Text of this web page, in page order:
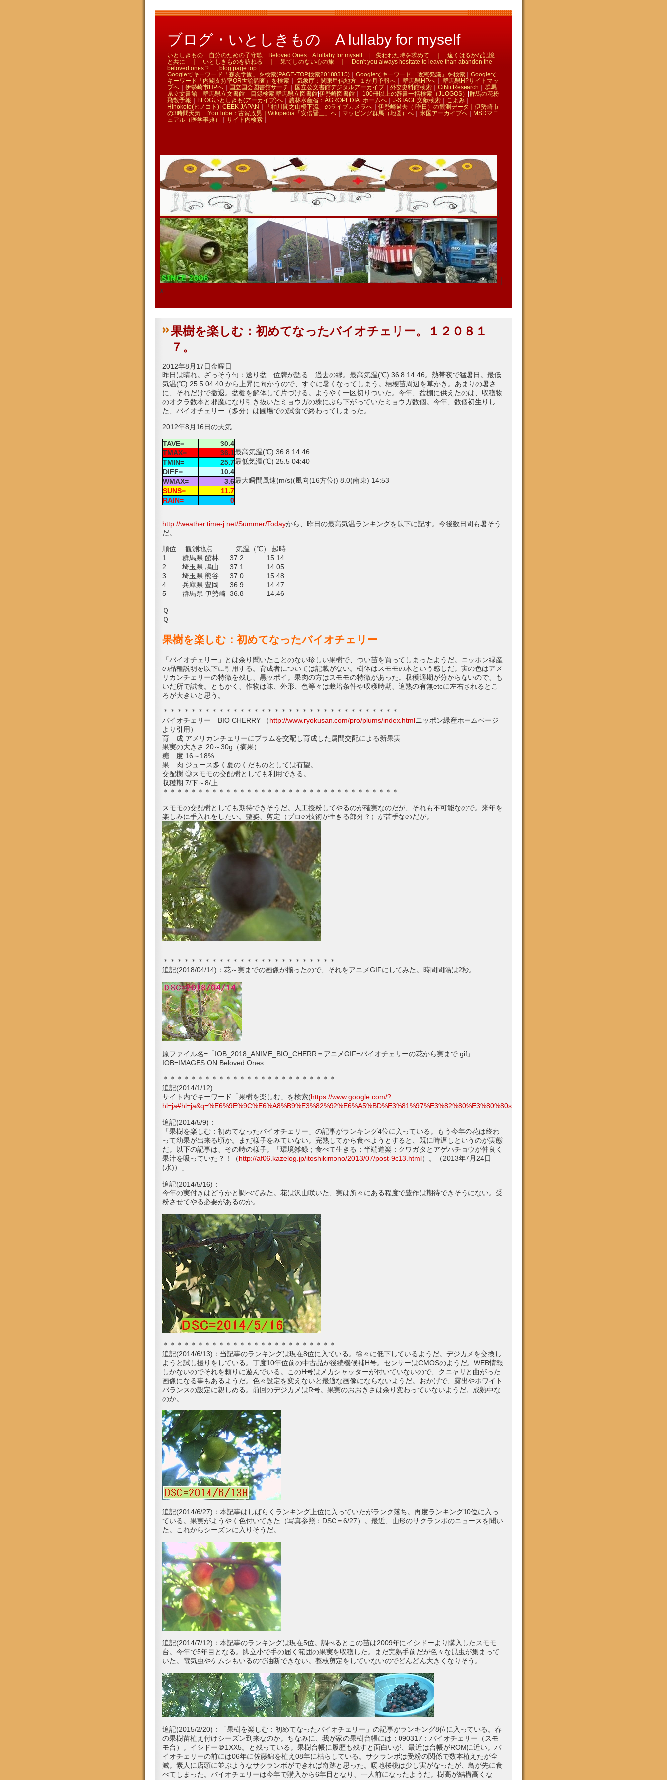
ブログ・いとしきもの A lullaby for myself
いとしきもの 自分のための子守歌 Beloved Ones A lullaby for myself | 失われた時を求めて ｜ 遠くはるかな記憶
と共に ｜ いとしきものを訪ねる ｜ 果てしのない心の旅 ｜ Don't you always hesitate to leave than abandon the
beloved ones ? ; blog page top |
Googleでキーワード「森友学園」を検索(PAGE-TOP検索20180315)
Googleでキーワード「改憲発議」を検索
Googleで
キーワード「内閣支持率OR世論調査」を検索
気象庁：関東甲信地方_１か月予報へ 群馬県HPへ
群馬県HPサイトマッ
プへ
伊勢崎市HPへ 国立国会図書館サーチ 国立公文書館デジタルアーカイブ 外交史料館検索 CiNii Research
群馬
県立文書館
群馬県立文書館 目録検索| 群馬県立図書館 伊勢崎図書館 100冊以上の辞書一括検索（JLOGOS）
群馬の花粉
飛散予報
BLOGいとしきも(アーカイブ)へ 農林水産省：AGROPEDIA: ホームへ J-STAGE文献検索 こよみ
Hinokoto(ヒノコト) CEEK JAPAN 「粕川間之山橋下流」のライブカメラへ 伊勢崎過去（ 昨日）の観測データ｜ 伊勢崎市
の3時間天気 | YouTube：古賀政男｜ Wikipedia「安倍晋三」へ マッピング群馬（地図）へ 米国アーカイブへ
MSDマニ
ュアル（医学事典）
サイト内検索
x
果樹を楽しむ：初めてなったバイオチェリー。１２０８１
７。
2012年8月17日金曜日
昨日は晴れ。ざっそう句：送り盆 位牌が語る 過去の縁。最高気温(℃) 36.8 14:46。熱帯夜で猛暑日。最低
気温(℃) 25.5 04:40 から上昇に向かうので、すぐに暑くなってしまう。桔梗苗周辺を草かき。あまりの暑さ
に、それだけで撤退。盆棚を解体して片づける。ようやく一区切りついた。今年、盆棚に供えたのは、収穫物
のオクラ数本と邪魔になり引き抜いたミョウガの株にぶら下がっていたミョウガ数個。今年、数個初生りし
た、バイオチェリー（多分）は圃場での試食で終わってしまった。
2012年8月16日の天気
TAVE=
30.4
TMAX=
36.1最高気温(℃) 36.8 14:46
TMIN=
25.7最低気温(℃) 25.5 04:40
DIFF=
10.4
WMAX=
3.6最大瞬間風速(m/s)(風向(16方位)) 8.0(南東) 14:53
SUNS=
11.7
RAIN=
0
http://weather.time-j.net/Summer/Todayから、昨日の最高気温ランキングを以下に記す。今後数日間も暑そう
だ。
順位 観測地点 気温（℃） 起時
1 群馬県 館林 37.2 15:14
2 埼玉県 鳩山 37.1 14:05
3 埼玉県 熊谷 37.0 15:48
4 兵庫県 豊岡 36.9 14:47
5 群馬県 伊勢崎 36.8 14:46
Ｑ
Ｑ
果樹を楽しむ：初めてなったバイオチェリー
「バイオチェリー」とは余り聞いたことのない珍しい果樹で、つい苗を買ってしまったようだ。ニッポン緑産
の品種説明を以下に引用する。育成者については記載がない。樹体はスモモの木という感じだ。実の色はアメ
リカンチェリーの特徴を残し、黒ッポイ。果肉の方はスモモの特徴があった。収穫適期が分からないので、も
いだ所で試食。ともかく、作物は味、外形、色等々は栽培条件や収穫時期、追熟の有無etcに左右されるとこ
ろが大きいと思う。
＊＊＊＊＊＊＊＊＊＊＊＊＊＊＊＊＊＊＊＊＊＊＊＊＊＊＊＊＊＊＊＊＊＊
バイオチェリー BIO CHERRY （http://www.ryokusan.com/pro/plums/index.htmlニッポン緑産ホームページ
より引用）
育 成 アメリカンチェリーにプラムを交配し育成した属間交配による新果実
果実の大きさ 20～30g（摘果）
糖 度 16～18%
果 肉 ジュース多く夏のくだものとしては有望。
交配樹 ◎スモモの交配樹としても利用できる。
収穫期 7/下～8/上
＊＊＊＊＊＊＊＊＊＊＊＊＊＊＊＊＊＊＊＊＊＊＊＊＊＊＊＊＊＊＊＊＊＊
スモモの交配樹としても期待できそうだ。人工授粉してやるのが確実なのだが、それも不可能なので。来年を
楽しみに手入れをしたい。整姿、剪定（プロの技術が生きる部分？）が苦手なのだが。
＊＊＊＊＊＊＊＊＊＊＊＊＊＊＊＊＊＊＊＊＊＊＊＊＊
追記(2018/04/14)：花～実までの画像が揃ったので、それをアニメGIFにしてみた。時間間隔は2秒。
原ファイル名=「IOB_2018_ANIME_BIO_CHERR＝アニメGIF=バイオチェリーの花から実まで.gif」
IOB=IMAGES ON Beloved Ones
＊＊＊＊＊＊＊＊＊＊＊＊＊＊＊＊＊＊＊＊＊＊＊＊＊
追記(2014/1/12):
サイト内でキーワード「果樹を楽しむ」を検索(https://www.google.com/?
hl=ja#hl=ja&q=%E6%9E%9C%E6%A8%B9%E3%82%92%E6%A5%BD%E3%81%97%E3%82%80%E3%80%80site:http://af06.kazelog.jp/itoshikimono/
追記(2014/5/9)：
「果樹を楽しむ：初めてなったバイオチェリー」の記事がランキング4位に入っている。もう今年の花は終わ
って幼果が出来る頃か。まだ様子をみていない。完熟してから食べようとすると、既に時遅しというのが実態
だ。以下の記事は、その時の様子。「環境雑録；食べて生きる；半端道楽：クワガタとアゲハチョウが仲良く
果汁を吸っていた？！（http://af06.kazelog.jp/itoshikimono/2013/07/post-9c13.html）。（2013年7月24日
(水)）」
追記(2014/5/16)：
今年の実付きはどうかと調べてみた。花は沢山咲いた、実は所々にある程度で豊作は期待できそうにない。受
粉させてやる必要があるのか。
＊＊＊＊＊＊＊＊＊＊＊＊＊＊＊＊＊＊＊＊＊＊＊＊＊
追記(2014/6/13)：当記事のランキングは現在8位に入ている。徐々に低下しているようだ。デジカメを交換し
ようと試し撮りをしている。丁度10年位前の中古品が後続機候補H号。センサーはCMOSのようだ。WEB情報
しかないのでそれを頼りに遊んでいる。このH号はメカシャッターが付いていないので、クニャリと曲がった
画像になる事もあるようだ。色々設定を変えないと最適な画像にならないようだ。おかげで、露出やホワイト
バランスの設定に親しめる。前回のデジカメはR号。果実のおおきさは余り変わっていないようだ。成熟中な
のか。
追記(2014/6/27)：本記事はしばらくランキング上位に入っていたがランク落ち。再度ランキング10位に入っ
ている。果実がようやく色付いてきた（写真参照：DSC＝6/27）。最近、山形のサクランボのニュースを聞い
た。これからシーズンに入りそうだ。
追記(2014/7/12)：本記事のランキングは現在5位。調べるとこの苗は2009年にイシドーより購入したスモモ
台。今年で5年目となる。脚立小で手の届く範囲の果実を収穫した。まだ完熟手前だが色々な昆虫が集まって
いた。電気虫やケムシもいるので油断できない。整枝剪定をしていないのでどんどん大きくなりそう。
追記(2015/2/20)：「果樹を楽しむ：初めてなったバイオチェリー」の記事がランキング8位に入っている。春
の果樹苗植え付けシーズン到来なのか。ちなみに、我が家の果樹台帳には；090317：バイオチェリー（スモ
モ台）。イシドー＠1XX5。と残っている。果樹台帳に履歴も残すと面白いが、最近は台帳がROMに近い。バ
イオチェリーの前には06年に佐藤錦を植え08年に枯らしている。サクランボは受粉の関係で数本植えたが全
滅。素人に店頭に並ぶようなサクランボができれば奇跡と思った。暖地桜桃は少し実がなったが、鳥が先に食
べてしまった。バイオチェリーは今年で購入から6年目となり、一人前になったようだ。樹高が結構高くな